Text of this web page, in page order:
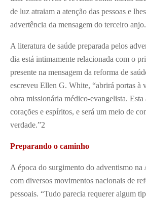
de luz atraiam a atenção das pessoas e
advertência da mensagem do terceiro
A literatura de saúde preparada pelos
dia está intimamente relacionada com o
presente na mensagem da reforma de
escreveu Ellen G. White, “abrirá portas à
obra missionária médico-evangelista. Esta
corações e espíritos, e será um meio de
verdade.”2
Preparando o caminho
A época do surgimento do adventismo
com diversos movimentos nacionais de
pessoais. “Tudo parecia requerer algum